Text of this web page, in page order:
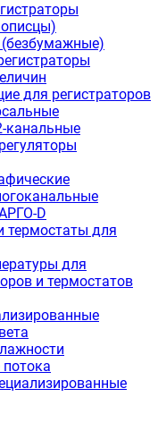
для регистраторов
канальные
D
термостаты для
для
и термостатов